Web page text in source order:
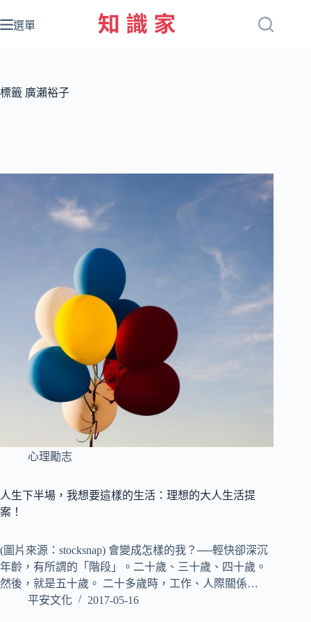
至
容
選單
標籤 廣瀨裕子
心理勵志
人生下半場，我想要這樣的生活：理想的大人生活提
案！
(圖片來源：stocksnap) 會變成怎樣的我？──輕快卻深沉
年齡，有所謂的「階段」。二十歲、三十歲、四十歲。
然後，就是五十歲。 二十多歲時，工作、人際關係…
平安文化
2017-05-16